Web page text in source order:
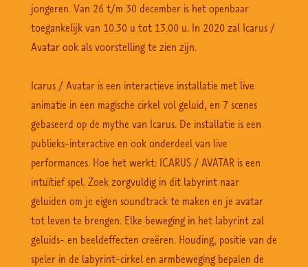
jongeren. Van 26 t/m 30 december is het openbaar
toegankelijk van 10.30 u tot 13.00 u. In 2020 zal Icarus /
Avatar ook als voorstelling te zien zijn.
Icarus / Avatar is een interactieve installatie met live
animatie in een magische cirkel vol geluid, en 7 scenes
gebaseerd op de mythe van Icarus. De installatie is een
publieks-interactive en ook onderdeel van live
performances. Hoe het werkt: ICARUS / AVATAR is een
intuïtief spel. Zoek zorgvuldig in dit labyrint naar
geluiden om je eigen soundtrack te maken en je avatar
tot leven te brengen. Elke beweging in het labyrint zal
geluids- en beeldeffecten creëren. Houding, positie van de
speler in de labyrint-cirkel en armbeweging bepalen de